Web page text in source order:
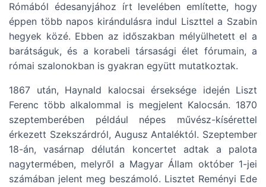
Rómából édesanyjához írt levelében említette, hogy
éppen több napos kirándulásra indul Liszttel a Szabin
hegyek közé. Ebben az időszakban mélyülhetett el a
barátságuk, és a korabeli társasági élet fórumain, a
római szalonokban is gyakran együtt mutatkoztak.
1867 után, Haynald kalocsai érseksége idején Liszt
Ferenc több alkalommal is megjelent Kalocsán. 1870
szeptemberében például népes művész-kísérettel
érkezett Szekszárdról, Augusz Antaléktól. Szeptember
18-án, vasárnap délután koncertet adtak a palota
nagytermében, melyről a Magyar Állam október 1-jei
számában jelent meg beszámoló. Lisztet Reményi Ede